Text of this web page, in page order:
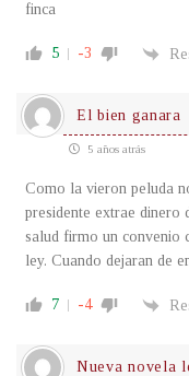
finca
5 -3
El bien ganara
5 años atrás
Como la vieron peluda
presidente extrae dinero
salud firmo un convenio
ley. Cuando dejaran de
7 -4
Nueva novela